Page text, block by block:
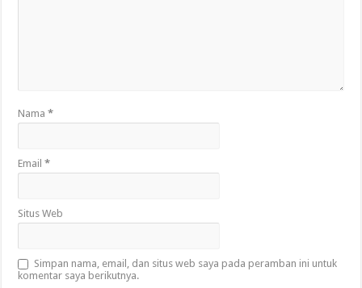
Nama*
Email*
Situs Web
Simpan nama, email, dan situs web saya pada peramban ini untuk
komentar saya berikutnya.